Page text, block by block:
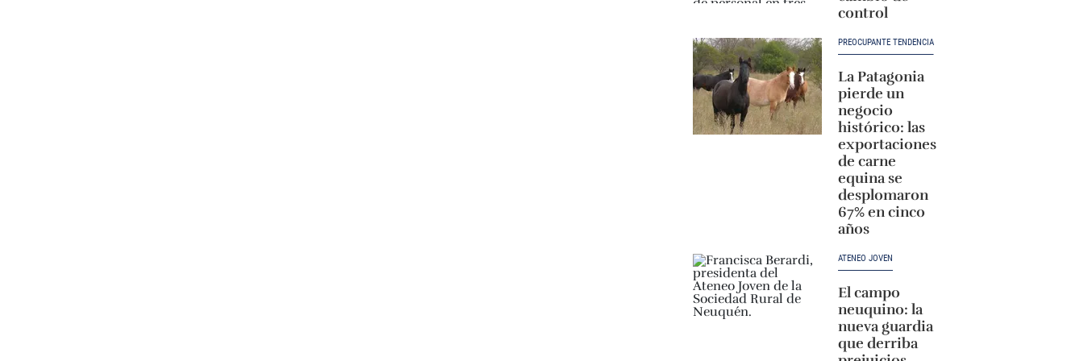
control
PREOCUPANTE TENDENCIA
La Patagonia
pierde un
negocio
histórico: las
exportaciones
de carne
equina se
desplomaron
67% en cinco
años
ATENEO JOVEN
El campo
neuquino: la
nueva guardia
que derriba